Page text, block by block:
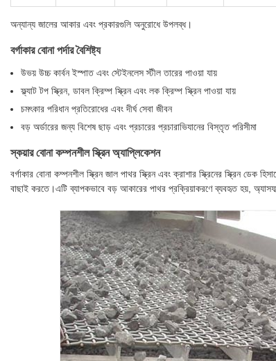
অন্যান্য জালের আকার এবং প্রকারগুলি অনুরোধে উপলব্ধ।
বর্গাকার বোনা পর্দার বৈশিষ্ট্য
উভয় উচ্চ কার্বন ইস্পাত এবং স্টেইনলেস স্টীল তারের পাওয়া যায়
ফ্ল্যাট টপ স্ক্রিন, ডাবল ক্রিম্প স্ক্রিন এবং লক ক্রিম্প স্ক্রিন পাওয়া যায়
চমৎকার পরিধান প্রতিরোধের এবং দীর্ঘ সেবা জীবন
বড় অর্ডারের জন্য বিশেষ ছাড় এবং প্রচারের প্রচারাভিযানের বিস্তৃত পরিসীমা
স্কয়ার বোনা কম্পনশীল স্ক্রিন অ্যাপ্লিকেশন
বর্গাকার বোনা কম্পনশীল স্ক্রিন জাল পাথর স্ক্রিন এবং ক্রাশার স্ক্রিনের স্ক্রিন
বাছাই করতে।এটি ব্যাপকভাবে বড় আকারের পাথর প্রক্রিয়াকরণে ব্যবহৃত হয়,